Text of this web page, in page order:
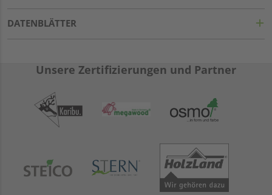
DATENBLÄTTER
Unsere Zertifizierungen und Partner